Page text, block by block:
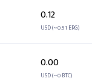
0.12
USD (~0.51 ERG)
0.00
USD (~0 BTC)